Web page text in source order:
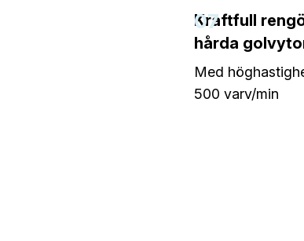
07
Kraftfull
hårda
Med
500 varv/min